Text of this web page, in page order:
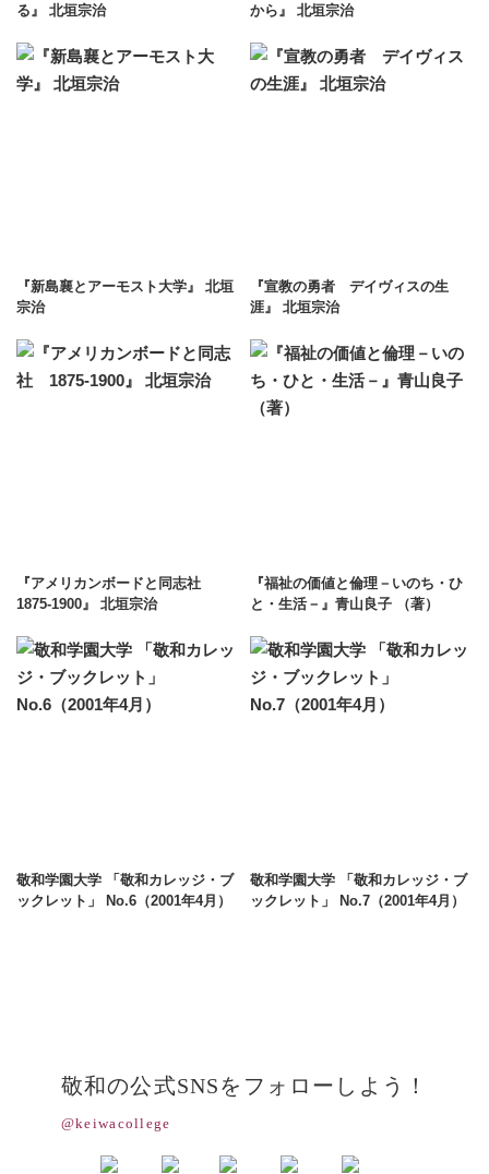
る』 北垣宗治
から』 北垣宗治
『新島襄とアーモスト大学』 北垣
宗治
『宣教の勇者 デイヴィスの生
涯』 北垣宗治
『アメリカンボードと同志社
1875-1900』 北垣宗治
『福祉の価値と倫理－いのち・ひ
と・生活－』青山良子 （著）
敬和学園大学 「敬和カレッジ・ブ
ックレット」 No.6（2001年4月）
敬和学園大学 「敬和カレッジ・ブ
ックレット」 No.7（2001年4月）
敬和の公式SNSをフォローしよう！
@keiwacollege